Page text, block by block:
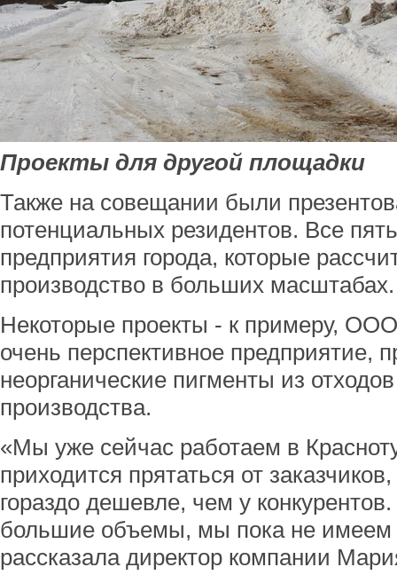
Проекты для другой площадки
Также на совещании были
потенциальных резидентов. Все
предприятия города, которые
производство в больших масштабах.
Некоторые проекты - к примеру,
очень перспективное предприятие,
неорганические пигменты из
производства.
«Мы уже сейчас работаем в
приходится прятаться от
гораздо дешевле, чем у
большие объемы, мы пока не имеем
рассказала директор компании